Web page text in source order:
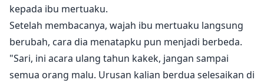
kepada ibu mertuaku.
Setelah membacanya, wajah ibu mertuaku langsung
berubah, cara dia menatapku pun menjadi berbeda.
"Sari, ini acara ulang tahun kakek, jangan sampai
semua orang malu. Urusan kalian berdua selesaikan di